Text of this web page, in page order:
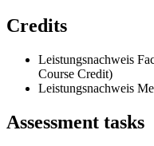
Credits
Leistungsnachweis
Course Credit)
Leistungsnachweis
Assessment tasks